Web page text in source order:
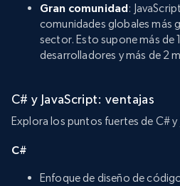
Gran comunidad:
comunidades globales más
sector. Esto supone más de
desarrolladores y más de 2
C# y JavaScript: ventajas
Explora los puntos fuertes de C# y
C#
Enfoque de diseño de